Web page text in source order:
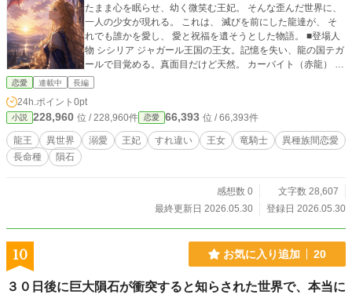
たまま心を眠らせ、幼く微笑む王妃。 そんな歪んだ世界に、
一人の少女が現れる。 これは、 滅びを前にした龍達が、 そ
れでも誰かを愛し、 愛と祝福を遺そうとした物語。 ■登場人
物 シシリア ジャガール王国の王女。記憶を失い、龍の国テガ
ールで目覚める。真面目だけど天然。 カーバイト（赤龍） 五
龍の一人赤龍の騎士。荒々しくも誠実な性格を持つ。 五龍
る龍の力を宿す。 黒龍 龍騎士団を統べる存在。冷静で寡黙な
黒龍の騎士。 黄龍 軽妙な言動で場を和ませる金髪の龍騎士。
白龍 白銀の龍騎士。神秘的で掴みどころのない雰囲気を持
つ。 緑龍 寡黙で観察眼に優れた龍騎士。 龍王ニコライ 龍国
説です。 表紙絵、挿絵には画像生成AIを使用しています。
恋愛 連載中 長編
24h.ポイント 0pt
小説 228,960 位 / 228,960件 恋愛 66,393 位 / 66,393件
龍王 異世界 溺愛 王妃 すれ違い 王女 竜騎士
異種族間恋愛
長命種
隕石
感想数 0
文字数 28,607
最終更新日 2026.05.30
登録日 2026.05.30
10 お気に入り追加 20
３０日後に巨大隕石が衝突すると知らされた世界で、本当に